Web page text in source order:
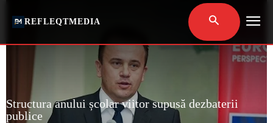
REFLEQTMEDIA
Structura anului școlar viitor supusă dezbaterii
publice